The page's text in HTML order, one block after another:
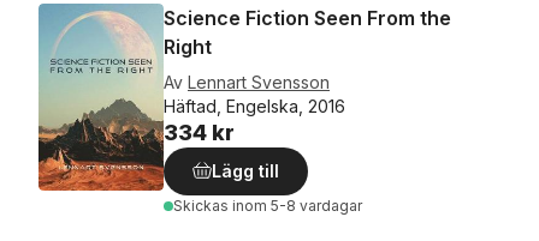
Science Fiction Seen From the
Right
Av Lennart Svensson
Häftad, Engelska, 2016
334 kr
Lägg till
Skickas inom 5-8 vardagar